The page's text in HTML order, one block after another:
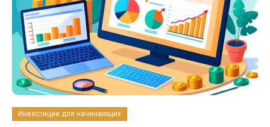
Инвестиции для начинающих